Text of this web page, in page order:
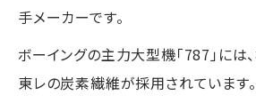
手メーカーです。
ボーイングの主力大型機「787」には
東レの炭素繊維が採用されています